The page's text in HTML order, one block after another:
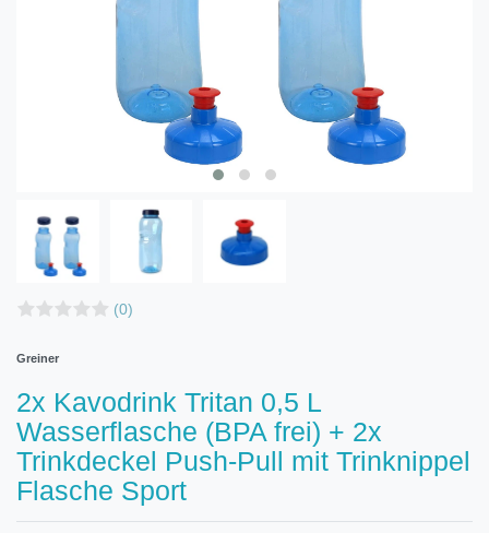
(0)
Greiner
2x Kavodrink Tritan 0,5 L
Wasserflasche (BPA frei) + 2x
Trinkdeckel Push-Pull mit Trinknippel
Flasche Sport